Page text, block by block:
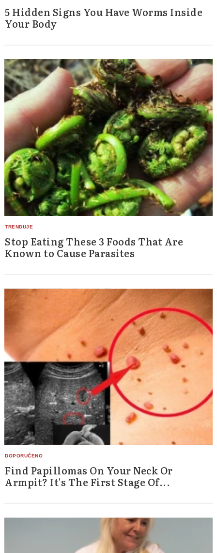
5 Hidden Signs You Have Worms Inside
Your Body
Stop Eating These 3 Foods That Are
Known to Cause Parasites
Find Papillomas On Your Neck Or
Armpit? It's The First Stage Of...